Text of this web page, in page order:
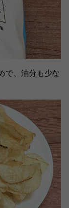
で、油分も少な